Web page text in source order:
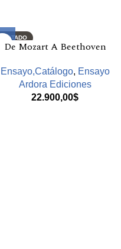
AGOTADO
De Mozart A Beethoven
Ensayo,Catálogo, Ensayo
Ardora Ediciones
22.900,00$